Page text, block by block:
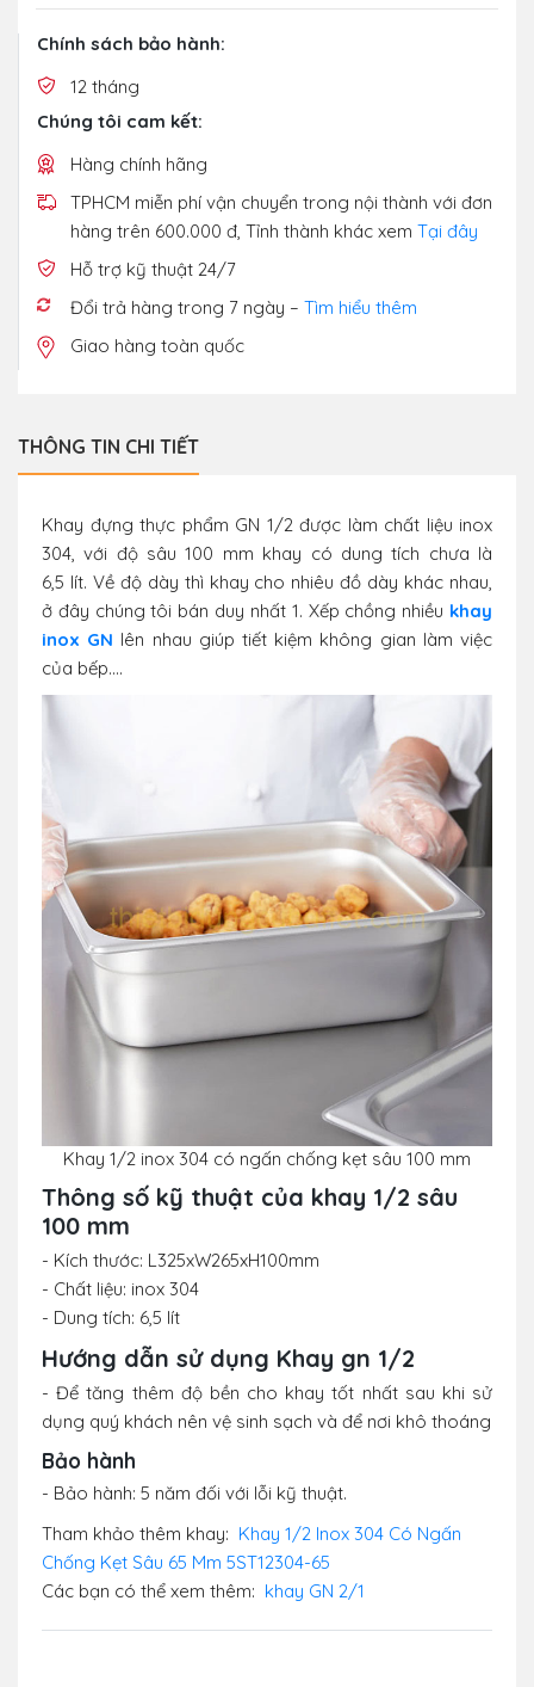
Chính sách bảo hành:
12 tháng
Chúng tôi cam kết:
Hàng chính hãng
TPHCM miễn phí vận chuyển trong nội thành với đơn
hàng trên 600.000 đ, Tỉnh thành khác xem Tại đây
Hỗ trợ kỹ thuật 24/7
Đổi trả hàng trong 7 ngày – Tìm hiểu thêm
Giao hàng toàn quốc
THÔNG TIN CHI TIẾT
Khay đựng thực phẩm GN 1/2 được làm chất liệu inox
304, với độ sâu 100 mm khay có dung tích chưa là
6,5 lít. Về độ dày thì khay cho nhiêu đồ dày khác nhau,
ở đây chúng tôi bán duy nhất 1. Xếp chồng nhiều khay
inox GN lên nhau giúp tiết kiệm không gian làm việc
của bếp....
Khay 1/2 inox 304 có ngấn chống kẹt sâu 100 mm
Thông số kỹ thuật của khay 1/2 sâu
100 mm
- Kích thước: L325xW265xH100mm
- Chất liệu: inox 304
- Dung tích: 6,5 lít
Hướng dẫn sử dụng Khay gn 1/2
- Để tăng thêm độ bền cho khay tốt nhất sau khi sử
dụng quý khách nên vệ sinh sạch và để nơi khô thoáng
Bảo hành
- Bảo hành: 5 năm đối với lỗi kỹ thuật.
Tham khảo thêm khay: Khay 1/2 Inox 304 Có Ngấn
Chống Kẹt Sâu 65 Mm 5ST12304-65
Các bạn có thể xem thêm: khay GN 2/1